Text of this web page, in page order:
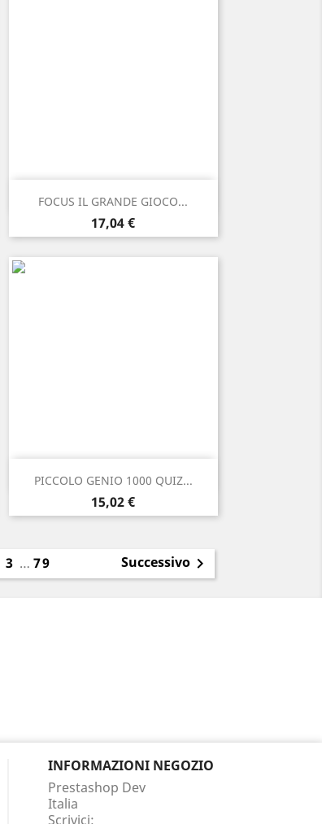
FOCUS IL GRANDE GIOCO...
Prezzo
17,04 €
 Anteprima
PICCOLO GENIO 1000 QUIZ...
Prezzo
15,02 €
Anteprima
3 … 79 Successivo
INFORMAZIONI NEGOZIO
Prestashop Dev
Italia
Scrivici: